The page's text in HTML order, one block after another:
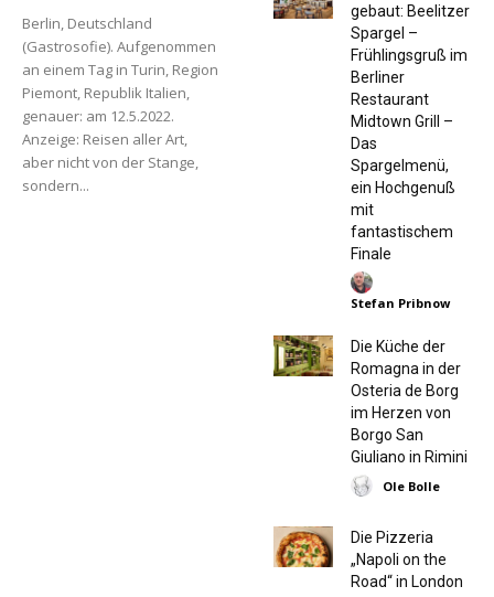
Berlin, Deutschland
(Gastrosofie). Aufgenommen
an einem Tag in Turin, Region
Piemont, Republik Italien,
genauer: am 12.5.2022.
Anzeige: Reisen aller Art,
aber nicht von der Stange,
sondern...
gebaut: Beelitzer
Spargel –
Frühlingsgruß im
Berliner
Restaurant
Midtown Grill –
Das
Spargelmenü,
ein Hochgenuß
mit
fantastischem
Finale
Stefan Pribnow
Die Küche der
Romagna in der
Osteria de Borg
im Herzen von
Borgo San
Giuliano in Rimini
Ole Bolle
Die Pizzeria
„Napoli on the
Road“ in London